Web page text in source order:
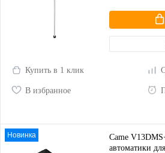
Купить в 1 клик
В избранное
Новинка
Came
автоматики